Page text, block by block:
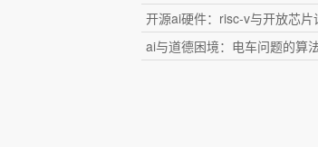
开源ai硬件：risc-v与开放芯片
ai与道德困境：电车问题的算